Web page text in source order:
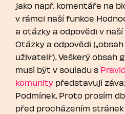
jako např. komentáře na
v rámci naší funkce
a otázky a odpovědi v
Otázky a odpovědi
uživateli“). Veškerý obsah
musí být v souladu s
komunity představují
Podmínek. Proto prosím
před procházením